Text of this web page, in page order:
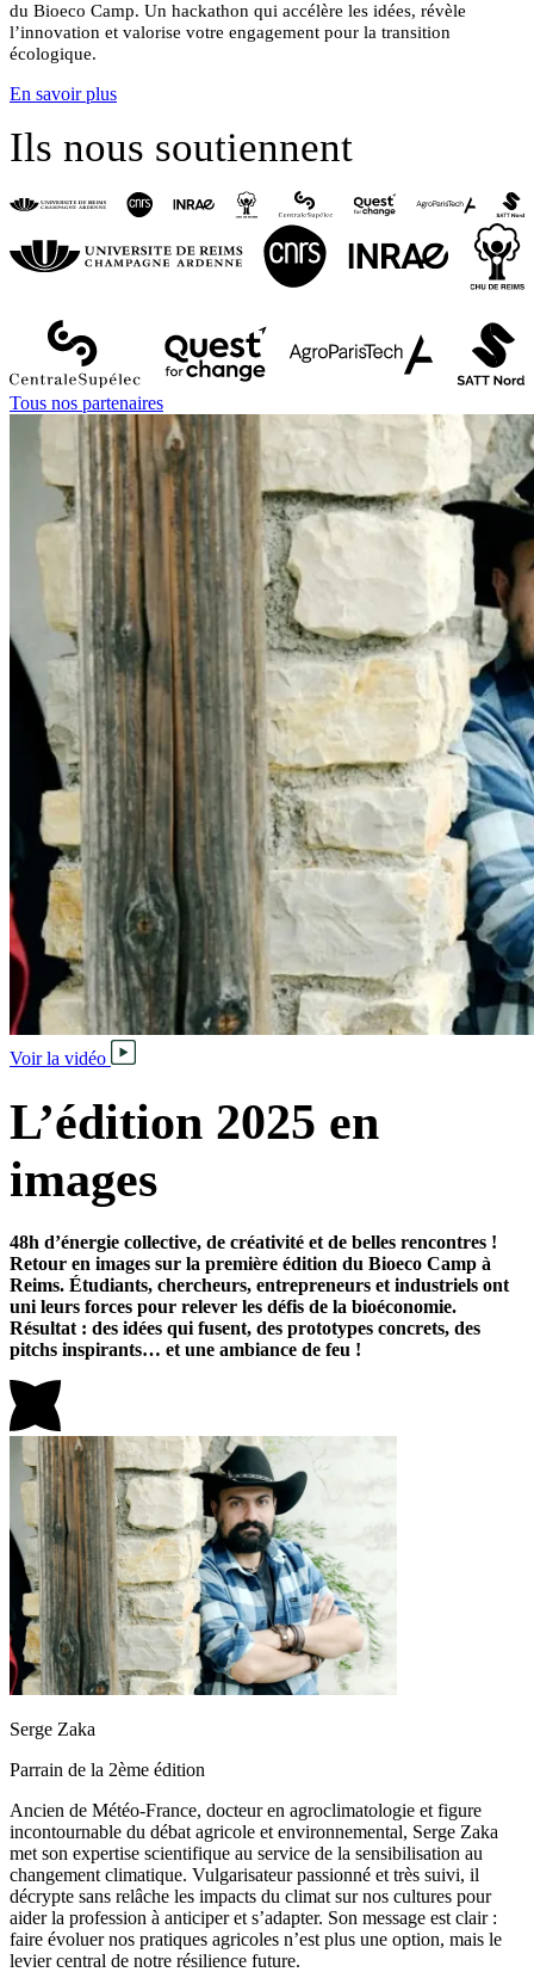
du Bioeco Camp. Un hackathon qui accélère les idées, révèle
l’innovation et valorise votre engagement pour la transition
écologique.
En savoir plus
Ils nous soutiennent
Tous nos partenaires
Voir la vidéo
L’édition 2025 en
images
48h d’énergie collective, de créativité et de belles rencontres !
Retour en images sur la première édition du Bioeco Camp à
Reims. Étudiants, chercheurs, entrepreneurs et industriels ont
uni leurs forces pour relever les défis de la bioéconomie.
Résultat : des idées qui fusent, des prototypes concrets, des
pitchs inspirants… et une ambiance de feu !
Serge Zaka
Parrain de la 2ème édition
Ancien de Météo-France, docteur en agroclimatologie et figure
incontournable du débat agricole et environnemental, Serge Zaka
met son expertise scientifique au service de la sensibilisation au
changement climatique. Vulgarisateur passionné et très suivi, il
décrypte sans relâche les impacts du climat sur nos cultures pour
aider la profession à anticiper et s’adapter. Son message est clair :
faire évoluer nos pratiques agricoles n’est plus une option, mais le
levier central de notre résilience future.